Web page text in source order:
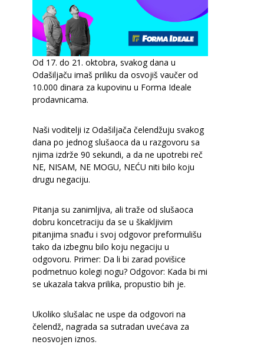
Od 17. do 21. oktobra, svakog dana u
Odašiljaču imaš priliku da osvojiš vaučer od
10.000 dinara za kupovinu u Forma Ideale
prodavnicama.
Naši voditelji iz Odašiljača čelendžuju svakog
dana po jednog slušaoca da u razgovoru sa
njima izdrže 90 sekundi, a da ne upotrebi reč
NE, NISAM, NE MOGU, NEĆU niti bilo koju
drugu negaciju.
Pitanja su zanimljiva, ali traže od slušaoca
dobru koncetraciju da se u škakljivim
pitanjima snađu i svoj odgovor preformulišu
tako da izbegnu bilo koju negaciju u
odgovoru. Primer: Da li bi zarad povišice
podmetnuo kolegi nogu? Odgovor: Kada bi mi
se ukazala takva prilika, propustio bih je.
Ukoliko slušalac ne uspe da odgovori na
čelendž, nagrada sa sutradan uvećava za
neosvojen iznos.